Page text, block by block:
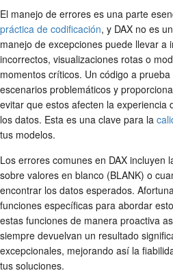
El manejo de errores es una parte
práctica de codificación, y DAX no es
manejo de excepciones puede llevar a
incorrectos, visualizaciones rotas o
momentos críticos. Un código a
escenarios problemáticos y
evitar que estos afecten la experiencia
los datos. Esta es una clave para la
tus modelos.
Los errores comunes en DAX incluyen
sobre valores en blanco (BLANK) o
encontrar los datos esperados.
funciones específicas para abordar
estas funciones de manera proactiva
siempre devuelvan un resultado
excepcionales, mejorando así la
tus soluciones.